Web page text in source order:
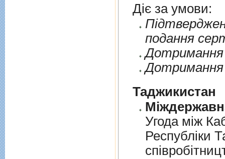
Діє за умови:
подання
Дотримання
Дотримання
Таджикистан
Угода мiж
Республiки